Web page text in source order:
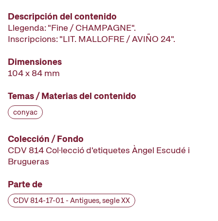
Descripción del contenido
Llegenda: "Fine / CHAMPAGNE".
Inscripcions: "LIT. MALLOFRE / AVIÑO 24".
Dimensiones
104 x 84 mm
Temas / Materias del contenido
conyac
Colección / Fondo
CDV 814 Col·lecció d'etiquetes Àngel Escudé i
Brugueras
Parte de
CDV 814-17-01 - Antigues, segle XX